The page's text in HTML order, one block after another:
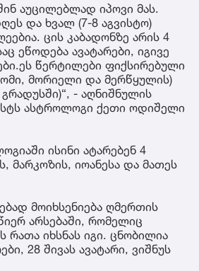
აუცილებლად იპოვი მას.
და ხვალ (7-8 აგვისტო)
ცის კაბადონზე არის 4
ეწოდება ავატარები, იგივე
წერტილები ფიქსირებული
მორიელი და მერწყულის)
- აღნიშნულის
ასტროლოგი ქეთი ოდიშელი
ისინი ატარებენ 4
მარკოზის, იოანესა და მათეს
მოიხსენიება ღმერთის
არსებაში, რომელიც
რათა იხსნას იგი. ცნობილია
28 შივას ავატარი, ვიშნუს